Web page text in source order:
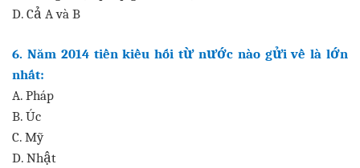
D. Cả A và B
6. Năm 2014 tiền kiều hối từ nước nào gửi về là lớn
nhất:
A. Pháp
B. Úc
C. Mỹ
D. Nhật